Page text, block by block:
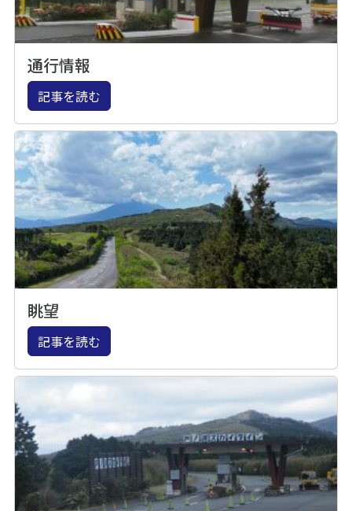
通行情報
記事を読む
眺望
記事を読む